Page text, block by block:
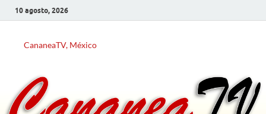
10 agosto, 2026
CananeaTV, México